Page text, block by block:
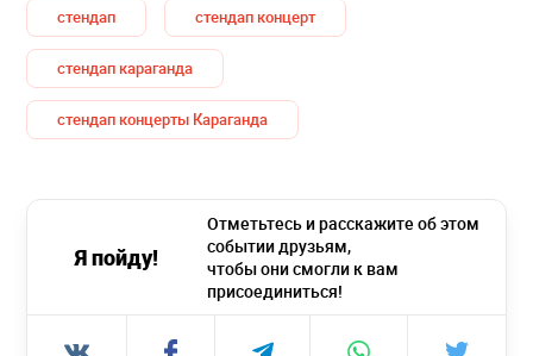
стендап стендап концерт
стендап караганда
стендап концерты Караганда
Я пойду!
Отметьтесь и расскажите об этом
событии друзьям,
чтобы они смогли к вам
присоединиться!